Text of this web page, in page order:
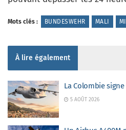
Mots clés : BUNDESWEHR MALI
À lire également
La Colombie
5 AOÛT 2026